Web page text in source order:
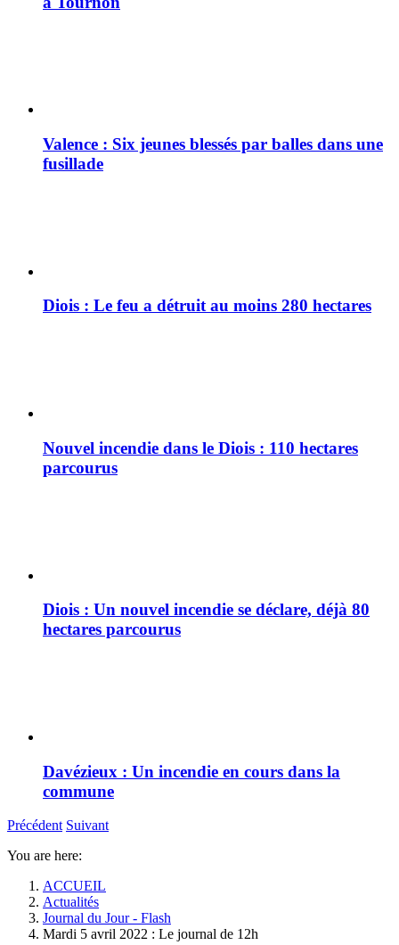
Valence : Six jeunes blessés par balles dans une
fusillade
Diois : Le feu a détruit au moins 280 hectares
Nouvel incendie dans le Diois : 110 hectares
parcourus
Diois : Un nouvel incendie se déclare, déjà 80
hectares parcourus
Davézieux : Un incendie en cours dans la
commune
Précédent Suivant
You are here:
ACCUEIL
Actualités
Journal du Jour - Flash
Mardi 5 avril 2022 : Le journal de 12h